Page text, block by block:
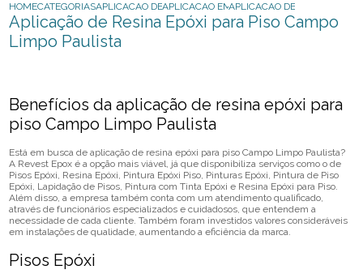
HOMECATEGORIASAPLICACAO DE RESINAS EPOXI
APLICACAO EM RESINA EPOXI PARA PISO
APLICACAO DE RESINA
Aplicação de Resina Epóxi para Piso Campo
Limpo Paulista
Benefícios da aplicação de resina epóxi para
piso Campo Limpo Paulista
Está em busca de aplicação de resina epóxi para piso Campo Limpo Paulista?
A Revest Epox é a opção mais viável, já que disponibiliza serviços como o de
Pisos Epóxi, Resina Epóxi, Pintura Epóxi Piso, Pinturas Epóxi, Pintura de Piso
Epóxi, Lapidação de Pisos, Pintura com Tinta Epóxi e Resina Epóxi para Piso.
Além disso, a empresa também conta com um atendimento qualificado,
através de funcionários especializados e cuidadosos, que entendem a
necessidade de cada cliente. Também foram investidos valores consideráveis
em instalações de qualidade, aumentando a eficiência da marca.
Pisos Epóxi